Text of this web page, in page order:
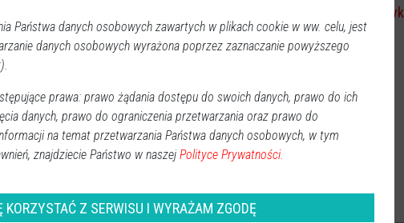
↗ Udostępnij
Wiesław Szymczyk
Państwa danych osobowych zawartych w plikach cookie w ww. celu, jest
danych osobowych wyrażona poprzez zaznaczanie powyższego
prawa: prawo żądania dostępu do swoich danych, prawo do ich
danych, prawo do ograniczenia przetwarzania oraz prawo do
na temat przetwarzania Państwa danych osobowych, w tym
znajdziecie Państwo w naszej Polityce Prywatności.
KORZYSTAĆ Z SERWISU I WYRAŻAM ZGODĘ